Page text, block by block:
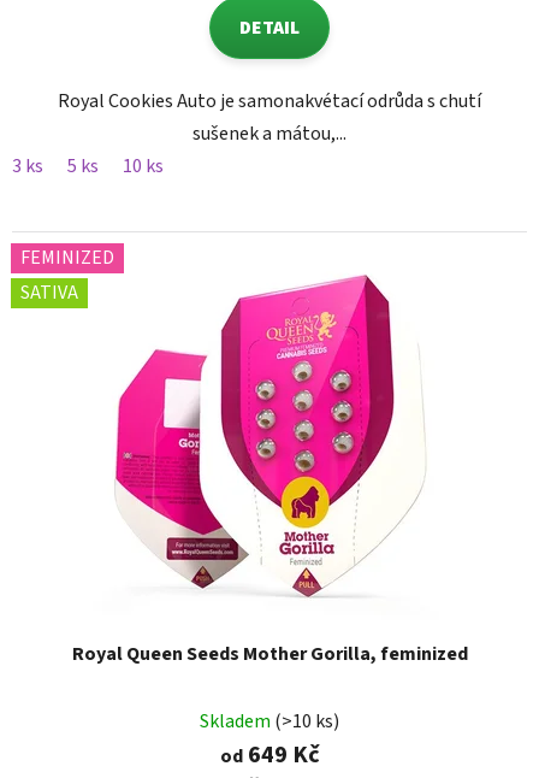
DETAIL
Royal Cookies Auto je samonakvétací odrůda s chutí
sušenek a mátou,...
3 ks
5 ks 10 ks
FEMINIZED
SATIVA
Royal Queen Seeds Mother Gorilla, feminized
Skladem (>10 ks)
od649 Kč